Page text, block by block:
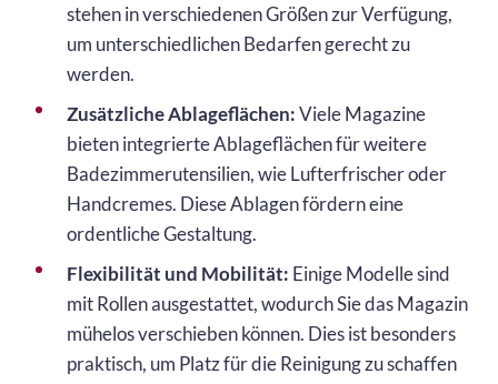
stehen in verschiedenen Größen zur Verfügung,
um unterschiedlichen Bedarfen gerecht zu
werden.
Zusätzliche Ablageflächen:Viele Magazine
bieten integrierte Ablageflächen für weitere
Badezimmerutensilien, wie Lufterfrischer oder
Handcremes. Diese Ablagen fördern eine
ordentliche Gestaltung.
Flexibilität und Mobilität: Einige Modelle sind
mit Rollen ausgestattet, wodurch Sie das Magazin
mühelos verschieben können. Dies ist besonders
praktisch, um Platz für die Reinigung zu schaffen